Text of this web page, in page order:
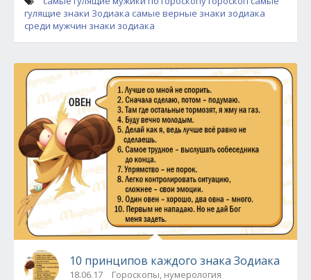
гулящие знаки Зодиака самые верные знаки зодиака
среди мужчин знаки зодиака
10 принципов каждого знака Зодиака
18.06.17 Гороскопы, нумерология